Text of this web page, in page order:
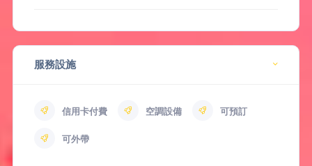
服務設施
信用卡付費 空調設備 可預訂
可外帶